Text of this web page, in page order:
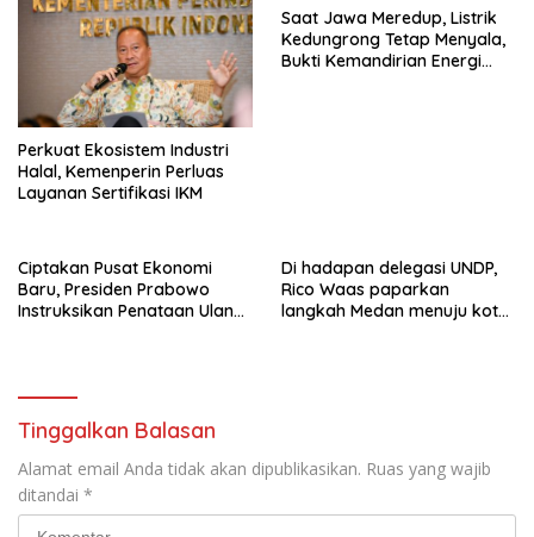
Perkuat Ekosistem Industri
Halal, Kemenperin Perluas
Layanan Sertifikasi IKM
Saat Jawa Meredup, Listrik
Kedungrong Tetap Menyala,
Bukti Kemandirian Energi
Ciptakan Pusat Ekonomi
Baru, Presiden Prabowo
Instruksikan Penataan Ulang
Di hadapan delegasi UNDP,
Rico Waas paparkan
langkah Medan menuju kota
Tinggalkan Balasan
Alamat email Anda tidak akan dipublikasikan. Ruas yang wajib
ditandai *